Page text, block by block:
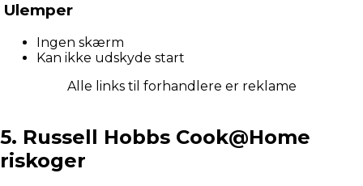
Ulemper
Ingen skærm
Kan ikke udskyde start
Alle links til forhandlere er reklame
5. Russell Hobbs Cook@Home
riskoger